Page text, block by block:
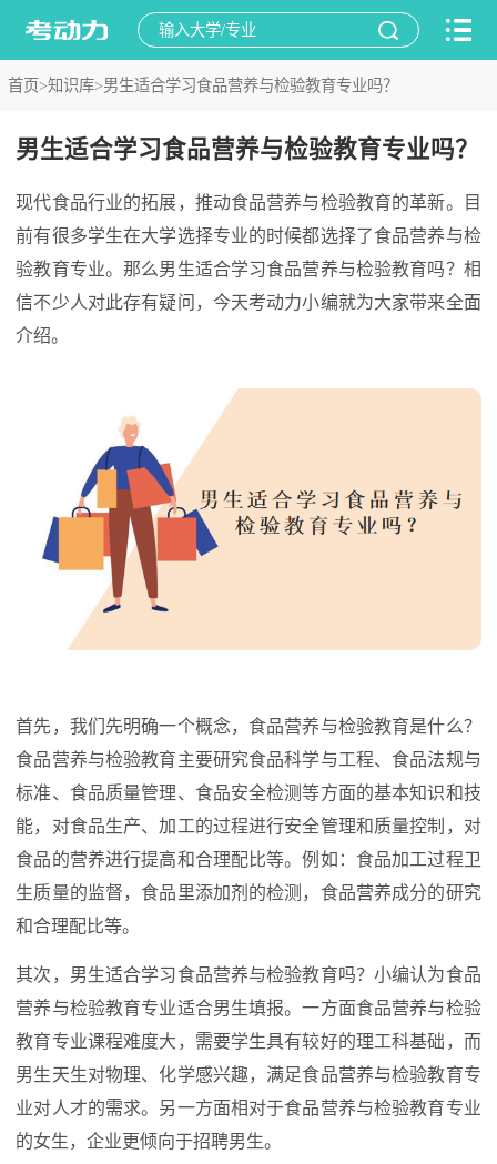
首页>知识库>男生适合学习食品营养与检验教育专业吗？
男生适合学习食品营养与检验教育专业吗？
现代食品行业的拓展，推动食品营养与检验教育的革新。目
前有很多学生在大学选择专业的时候都选择了食品营养与检
验教育专业。那么男生适合学习食品营养与检验教育吗？相
信不少人对此存有疑问，今天考动力小编就为大家带来全面
介绍。
首先，我们先明确一个概念，食品营养与检验教育是什么？
食品营养与检验教育主要研究食品科学与工程、食品法规与
标准、食品质量管理、食品安全检测等方面的基本知识和技
能，对食品生产、加工的过程进行安全管理和质量控制，对
食品的营养进行提高和合理配比等。例如：食品加工过程卫
生质量的监督，食品里添加剂的检测，食品营养成分的研究
和合理配比等。
其次，男生适合学习食品营养与检验教育吗？小编认为食品
营养与检验教育专业适合男生填报。一方面食品营养与检验
教育专业课程难度大，需要学生具有较好的理工科基础，而
男生天生对物理、化学感兴趣，满足食品营养与检验教育专
业对人才的需求。另一方面相对于食品营养与检验教育专业
的女生，企业更倾向于招聘男生。